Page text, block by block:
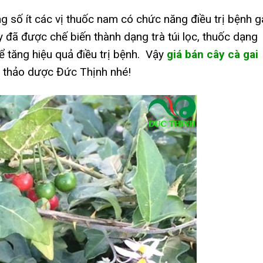
số ít các vị thuốc nam có chức năng điều trị bệnh
được chế biến thành dạng trà túi lọc, thuốc dạng
tăng hiệu quả điều trị bệnh. Vậy giá bán cây cà gai
dược Đức Thịnh nhé!